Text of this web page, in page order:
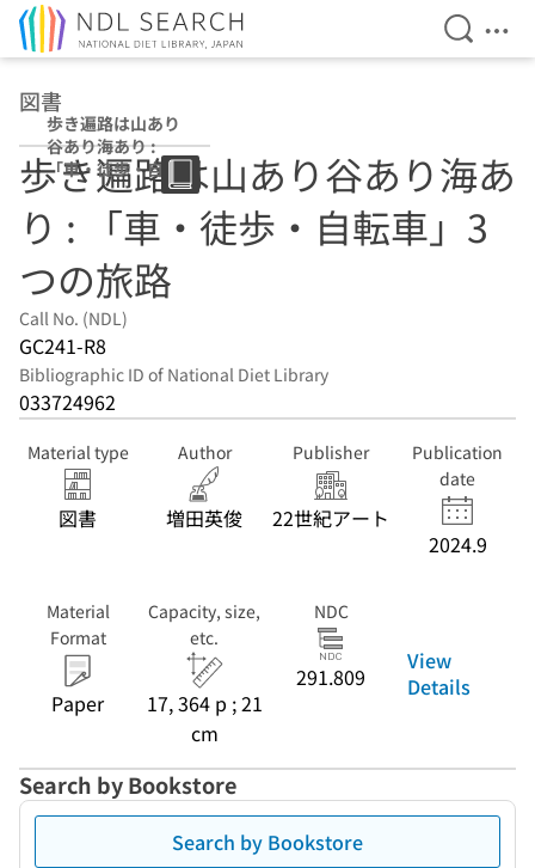
Open
図書
歩き遍路は山あり
谷あり海あり :
「車・徒歩・自転
車」3つの旅路
歩き遍路は山あり谷あり海あ
り : 「車・徒歩・自転車」3
つの旅路
Call No. (NDL)
GC241-R8
Bibliographic ID of National Diet Library
033724962
Material type
図書
Author
増田英俊
Publisher
22世紀アート
Publication
date
2024.9
Material
Format
Paper
Capacity, size,
etc.
17, 364 p ; 21
cm
NDC
291.809
View
Details
Search by Bookstore
Search by Bookstore